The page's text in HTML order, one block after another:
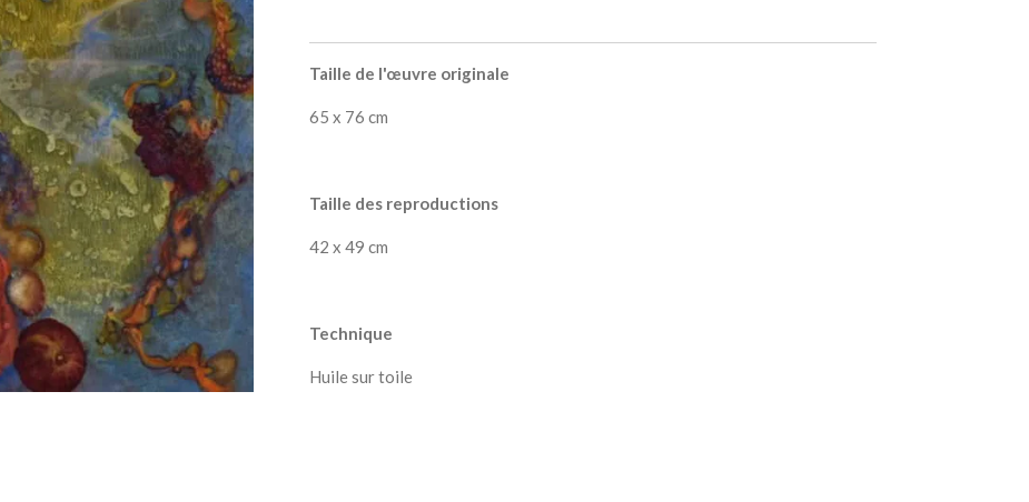
Taille de l'œuvre originale
65 x 76 cm
Taille des reproductions
42 x 49 cm
Technique
Huile sur toile